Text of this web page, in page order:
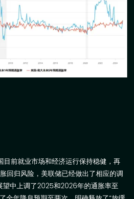
目前就业市场和经济运行保持稳健，再
回归风险，美联储已经做出了相应的调
望中上调了2025和2026年的通胀率至